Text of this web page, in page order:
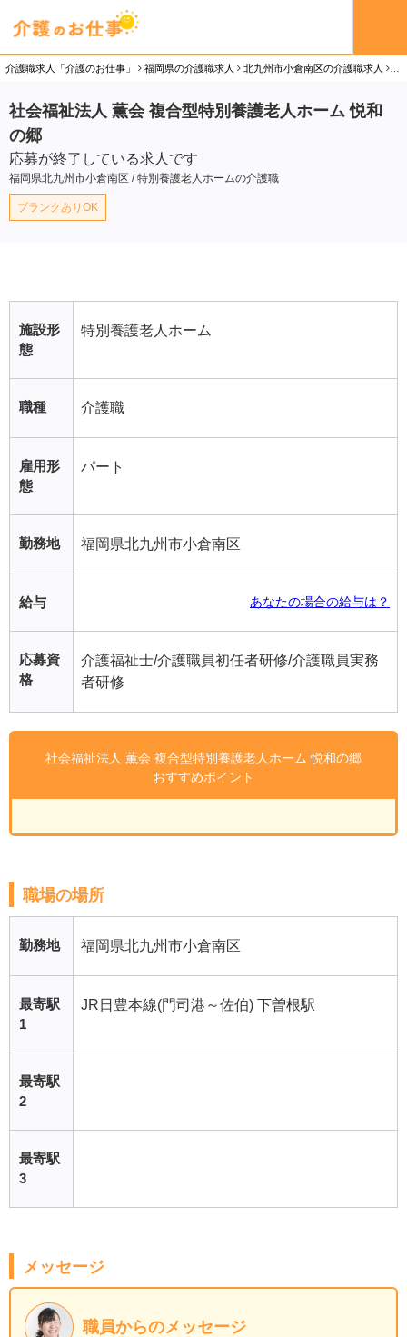
介護職求人「介護のお仕事」 福岡県の介護職求人 北九州市小倉南区の介護職求人
社会福祉法人 薫会 複合型特別養護老人ホーム 悦和
の郷
応募が終了している求人です
福岡県北九州市小倉南区 / 特別養護老人ホームの介護職
ブランクありOK
施設形
態
特別養護老人ホーム
職種 介護職
雇用形
態
パート
勤務地 福岡県北九州市小倉南区
給与 あなたの場合の給与は？
応募資
格
介護福祉士/介護職員初任者研修/介護職員実務
者研修
社会福祉法人 薫会 複合型特別養護老人ホーム 悦和の郷
おすすめポイント
職場の場所
勤務地 福岡県北九州市小倉南区
最寄駅
1
JR日豊本線(門司港～佐伯) 下曽根駅
最寄駅
2
最寄駅
3
メッセージ
職員からのメッセージ